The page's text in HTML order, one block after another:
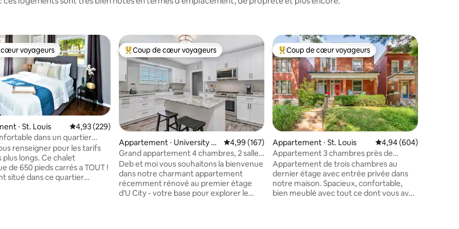
cœur voyageurs
voyageurs
⋅ St. Louis Évaluation moyenne sur la base de 229 commentaires : 4,93 sur 5
4,93 (229)
dans un quartier
ville !renseigner pour les tarifs
plus longs. Ce chalet
de 650 pieds carrés a TOUT !
situé dans ce quartier
Coups de cœur voyageurs les plus appréciés
Coup de cœur voyageurs
Appartement ⋅ University Ci
ty
Évaluation moyenne sur la base de 167 commentaires : 4,99 sur 5
4,99 (167)
Grand appartement 4 chambres, 2 salles
de bain, piscine, près de Wash U.
Deb et moi vous souhaitons la bienvenue
dans notre charmant appartement
récemment rénové au premier étage
d'U City - votre base pour explorer le
Coups de cœur voyageurs les plus appréciés
Coup de cœur voyageurs
Appartement ⋅ St. Louis Évaluation moyenne
4,94 (604)
Appartement 3 chambres près de
Pageant, Wash U, Forest Park, Loop
Appartement de trois chambres au
dernier étage avec entrée privée dans
notre maison. Spacieux, confortable,
bien meublé avec tout ce dont vous avez